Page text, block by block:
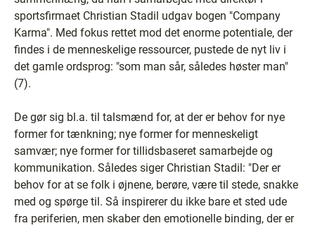
sportsfirmaet Christian Stadil udgav bogen "Company
Karma". Med fokus rettet mod det enorme potentiale, der
findes i de menneskelige ressourcer, pustede de nyt liv i
det gamle ordsprog: "som man sår, således høster man"
(7).
De gør sig bl.a. til talsmænd for, at der er behov for nye
former for tænkning; nye former for menneskeligt
samvær; nye former for tillidsbaseret samarbejde og
kommunikation. Således siger Christian Stadil: "Der er
behov for at se folk i øjnene, berøre, være til stede, snakke
med og spørge til. Så inspirerer du ikke bare et sted ude
fra periferien, men skaber den emotionelle binding, der er